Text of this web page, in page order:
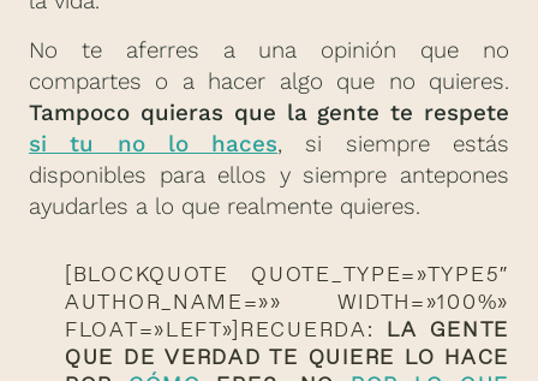
No te aferres a una opinión que no
compartes o a hacer algo que no quieres.
Tampoco quieras que la gente te respete
si tu no lo haces, si siempre estás
disponibles para ellos y siempre antepones
ayudarles a lo que realmente quieres.
[BLOCKQUOTE QUOTE_TYPE=»TYPE5″
AUTHOR_NAME=»» WIDTH=»100%»
FLOAT=»LEFT»]RECUERDA: LA GENTE
QUE DE VERDAD TE QUIERE LO HACE